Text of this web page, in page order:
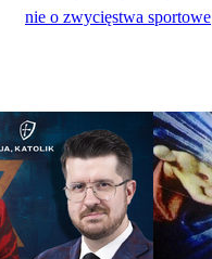
nie o zwycięstwa sportowe